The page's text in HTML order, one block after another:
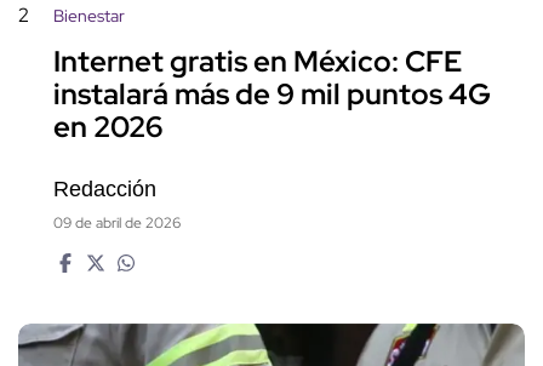
2 Bienestar
Internet gratis en México: CFE
instalará más de 9 mil puntos 4G
en 2026
Redacción
09 de abril de 2026